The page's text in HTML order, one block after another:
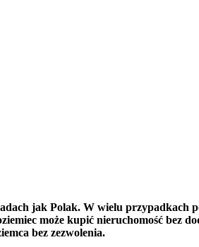
jak Polak. W wielu przypadkach
może kupić nieruchomość bez
bez zezwolenia.